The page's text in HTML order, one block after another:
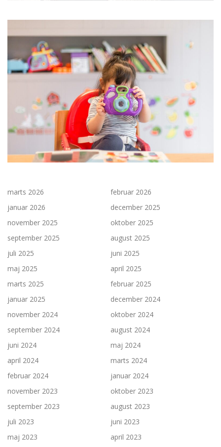
marts 2026
februar 2026
januar 2026
december 2025
november 2025
oktober 2025
september 2025
august 2025
juli 2025
juni 2025
maj 2025
april 2025
marts 2025
februar 2025
januar 2025
december 2024
november 2024
oktober 2024
september 2024
august 2024
juni 2024
maj 2024
april 2024
marts 2024
februar 2024
januar 2024
november 2023
oktober 2023
september 2023
august 2023
juli 2023
juni 2023
maj 2023
april 2023